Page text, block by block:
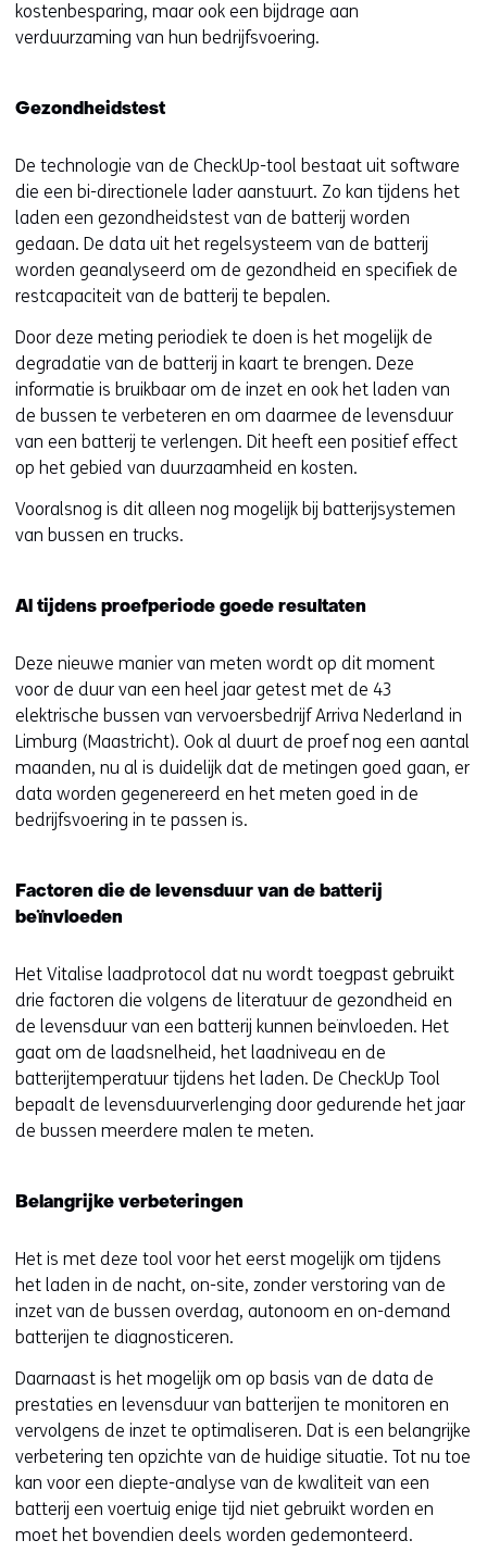
kostenbesparing, maar ook een bijdrage aan
verduurzaming van hun bedrijfsvoering.
Gezondheidstest
De technologie van de CheckUp-tool bestaat uit software
die een bi-directionele lader aanstuurt. Zo kan tijdens het
laden een gezondheidstest van de batterij worden
gedaan. De data uit het regelsysteem van de batterij
worden geanalyseerd om de gezondheid en specifiek de
restcapaciteit van de batterij te bepalen.
Door deze meting periodiek te doen is het mogelijk de
degradatie van de batterij in kaart te brengen. Deze
informatie is bruikbaar om de inzet en ook het laden van
de bussen te verbeteren en om daarmee de levensduur
van een batterij te verlengen. Dit heeft een positief effect
op het gebied van duurzaamheid en kosten.
Vooralsnog is dit alleen nog mogelijk bij batterijsystemen
van bussen en trucks.
Al tijdens proefperiode goede resultaten
Deze nieuwe manier van meten wordt op dit moment
voor de duur van een heel jaar getest met de 43
elektrische bussen van vervoersbedrijf Arriva Nederland in
Limburg (Maastricht). Ook al duurt de proef nog een aantal
maanden, nu al is duidelijk dat de metingen goed gaan, er
data worden gegenereerd en het meten goed in de
bedrijfsvoering in te passen is.
Factoren die de levensduur van de batterij
beïnvloeden
Het Vitalise laadprotocol dat nu wordt toegpast gebruikt
drie factoren die volgens de literatuur de gezondheid en
de levensduur van een batterij kunnen beïnvloeden. Het
gaat om de laadsnelheid, het laadniveau en de
batterijtemperatuur tijdens het laden. De CheckUp Tool
bepaalt de levensduurverlenging door gedurende het jaar
de bussen meerdere malen te meten.
Belangrijke verbeteringen
Het is met deze tool voor het eerst mogelijk om tijdens
het laden in de nacht, on-site, zonder verstoring van de
inzet van de bussen overdag, autonoom en on-demand
batterijen te diagnosticeren.
Daarnaast is het mogelijk om op basis van de data de
prestaties en levensduur van batterijen te monitoren en
vervolgens de inzet te optimaliseren. Dat is een belangrijke
verbetering ten opzichte van de huidige situatie. Tot nu toe
kan voor een diepte-analyse van de kwaliteit van een
batterij een voertuig enige tijd niet gebruikt worden en
moet het bovendien deels worden gedemonteerd.